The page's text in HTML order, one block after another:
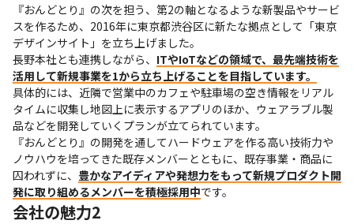
『おんどとり』の次を担う、第2の軸となるような新製品やサービ
スを作るため、2016年に東京都渋谷区に新たな拠点として「東京
デザインサイト」を立ち上げました。
長野本社とも連携しながら、 ITやIoTなどの領域で、最先端技術を
活用して新規事業を1から立ち上げることを目指しています。
具体的には、近隣で営業中のカフェや駐車場の空き情報をリアル
タイムに収集し地図上に表示するアプリのほか、ウェアラブル製
品などを開発していくプランが立てられています。
『おんどとり』の開発を通してハードウェアを作る高い技術力や
ノウハウを培ってきた既存メンバーとともに、既存事業・商品に
囚われずに、 豊かなアイディアや発想力をもって新規プロダクト開
発に取り組めるメンバーを積極採用中です。
会社の魅力2